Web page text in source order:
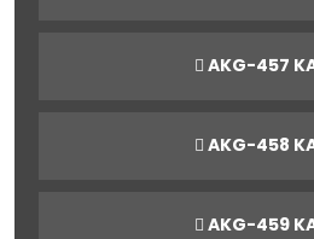
AKG-457
AKG-458
AKG-459